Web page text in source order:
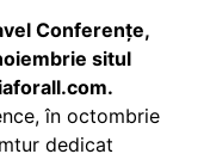
Conferențe,
situl
în octombrie
dedicat